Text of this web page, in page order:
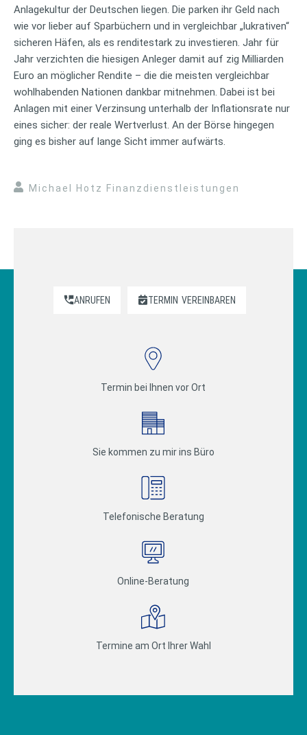
Anlagekultur der Deutschen liegen. Die parken ihr Geld nach
wie vor lieber auf Sparbüchern und in vergleichbar „lukrativen“
sicheren Häfen, als es renditestark zu investieren. Jahr für
Jahr verzichten die hiesigen Anleger damit auf zig Milliarden
Euro an möglicher Rendite – die die meisten vergleichbar
wohlhabenden Nationen dankbar mitnehmen. Dabei ist bei
Anlagen mit einer Verzinsung unterhalb der Inflationsrate nur
eines sicher: der reale Wertverlust. An der Börse hingegen
ging es bisher auf lange Sicht immer aufwärts.
Michael Hotz Finanzdienstleistungen
ANRUFEN TERMIN VEREINBAREN
Termin bei Ihnen vor Ort
Sie kommen zu mir ins Büro
Telefonische Beratung
Online-Beratung
Termine am Ort Ihrer Wahl